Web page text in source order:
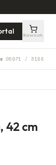
Warenkorb
☎ 05971 / 3188
42 cm